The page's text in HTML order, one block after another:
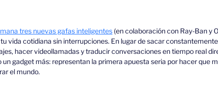
tres nuevas gafas inteligentes (en colaboración con Ray-Ban y
vida cotidiana sin interrupciones. En lugar de sacar
hacer videollamadas y traducir conversaciones en tiempo real
un gadget más: representan la primera apuesta seria por hacer que
el mundo.